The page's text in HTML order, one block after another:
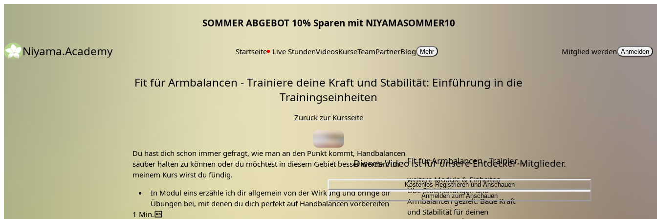
SOMMER ABGEBOT 10% Sparen mit NIYAMASOMMER10
Niyama.Academy Startseite Live StundenVideosKurseTeamPartnerBlog Mehr Mitglied werden Anmelden
Fit für Armbalancen - Trainiere deine Kraft und Stabilität: Einführung in die
Trainingseinheiten
Zurück zur Kursseite
Dieses Video ist für unsere Entdecker-Mitglieder.
Kostenlos Registrieren und Anschauen
Anmelden zum Anschauen
Du hast dich schon immer gefragt, wie man an den Punkt kommt, Handbalancen
sauber halten zu können oder du möchtest in diesem Gebiet besser werden? In
meinem Kurs wirst du fündig.
In Modul eins erzähle ich dir allgemein von der Wirkung und bringe dir
Übungen bei, mit denen du dich perfekt auf Handbalancen vorbereiten
kannst.
1 Min.
Fit für Armbalancen - Trainiere deine Kraft und Stabilität
weitere Module & Einheiten
Übe Stützhaltungen und
Armbalancen gezielt. Baue Kraft
und Stabilität für deinen